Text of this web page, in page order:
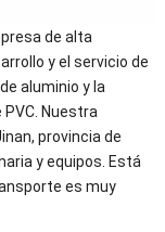
de alta
y el servicio de
aluminio y la
Nuestra
provincia de
y equipos. Está
es muy